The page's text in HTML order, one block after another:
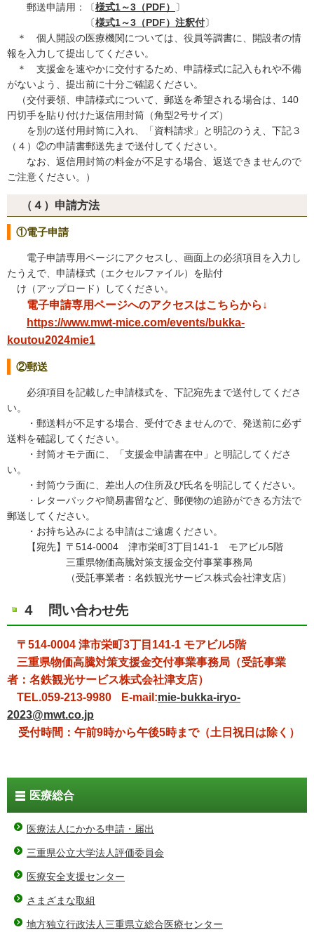
郵送申請用：〔様式1～3（PDF）
〕
〔様式1～3（PDF）注釈付〕
＊ 個人開設の医療機関については、役員等調書に、開設者の情
報を入力して提出してください。
＊ 支援金を速やかに交付するため、申請様式に記入もれや不備
がないよう、提出前に十分ご確認ください。
（交付要領、申請様式について、郵送を希望される場合は、140
円切手を貼り付けた返信用封筒（角型2号サイズ）
を別の送付用封筒に入れ、「資料請求」と明記のうえ、下記３
（４）②の申請書郵送先まで送付してください。
なお、返信用封筒の料金が不足する場合、返送できませんので
ご注意ください。）
（４）申請方法
①電子申請
電子申請専用ページにアクセスし、画面上の必須項目を入力し
たうえで、申請様式（エクセルファイル）を貼付
け（アップロード）してください。
電子申請専用ページへのアクセスはこちらから↓
https://www.mwt-mice.com/events/bukka-
koutou2024mie1
②郵送
必須項目を記載した申請様式を、下記宛先まで送付してくださ
い。
・郵送料が不足する場合、受付できませんので、発送前に必ず
送料を確認してください。
・封筒オモテ面に、「支援金申請書在中」と明記してくださ
い。
・封筒ウラ面に、差出人の住所及び氏名を明記してください。
・レターパックや簡易書留など、郵便物の追跡ができる方法で
郵送してください。
・お持ち込みによる申請はご遠慮ください。
【宛先】〒514-0004 津市栄町3丁目141-1 モアビル5階
三重県物価高騰対策支援金交付事業事務局
（受託事業者：名鉄観光サービス株式会社津支店）
４ 問い合わせ先
〒514-0004 津市栄町3丁目141-1 モアビル5階
三重県物価高騰対策支援金交付事業事務局（受託事業
者：名鉄観光サービス株式会社津支店）
TEL.059-213-9980
E-mail:mie-bukka-iryo-
2023@mwt.co.jp
受付時間：午前9時から午後5時まで（土日祝日は除く）
医療総合
医療法人にかかる申請・届出
三重県公立大学法人評価委員会
医療安全支援センター
さまざまな取組
地方独立行政法人三重県立総合医療センター